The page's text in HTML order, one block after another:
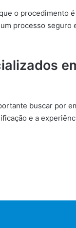
o procedimento
processo seguro
buscar por
e a